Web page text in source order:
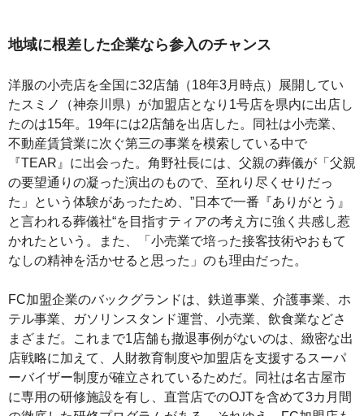
地域に根差した企業なら参入のチャンス
洋服の小売店を全国に32店舗（18年3月時点）展開してい
たスミノ（神奈川県）が加盟店となり1号店を県内に出店し
たのは15年。19年には2店舗を出店した。同社は小売業、
不動産賃貸業に次ぐ第三の事業を模索している中で
『TEAR』に出会った。角野社長には、父親の葬儀が「父親
の要望通りの凝った演出のもので、至れり尽くせりだっ
た」という体験があったため、”日本で一番『ありがとう』
と言われる葬儀社“を目指すティアの考え方に強く共感し惹
かれたという。また、「小売業で培った接客技術やおもて
なしの精神を活かせると思った」のも理由だった。
FC加盟企業のバックグランドは、鉄道事業、介護事業、ホ
テル事業、ガソリンスタンド運営、小売業、飲食業などさ
まざまだ。これまで1店舗も撤退事例がないのは、緻密な出
店戦略に加えて、人財教育制度や加盟店を支援するスーパ
ーバイザー制度が確立されているためだ。同社は名古屋市
に専用の研修施設を有し、直営店でのOJTを含めて3カ月間